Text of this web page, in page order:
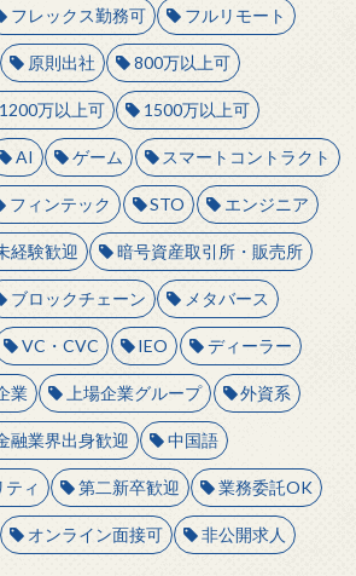
フレックス勤務可 フルリモート
原則出社 800万以上可
1200万以上可 1500万以上可
AI ゲーム スマートコントラクト
フィンテック STO エンジニア
経験歓迎 暗号資産取引所・販売所
ブロックチェーン メタバース
VC・CVC IEO ディーラー
業 上場企業グループ 外資系
融業界出身歓迎 中国語
ィ 第二新卒歓迎 業務委託OK
オンライン面接可 非公開求人